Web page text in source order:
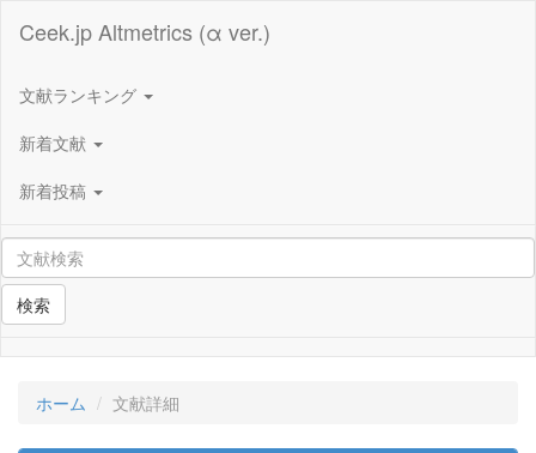
Ceek.jp Altmetrics (α ver.)
文献ランキング
新着文献
新着投稿
検索
ホーム 文献詳細